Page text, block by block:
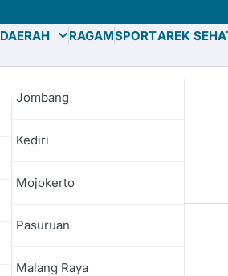
DAERAH
Jombang
Kediri
Mojokerto
Pasuruan
Malang Raya
RAGAMSPORTAREK